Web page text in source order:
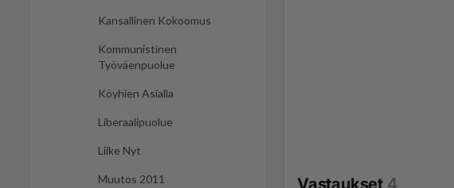
Kansallinen Kokoomus
Kommunistinen
Työväenpuolue
Köyhien Asialla
Liberaalipuolue
Liike Nyt
Muutos 2011 Vastaukset 4